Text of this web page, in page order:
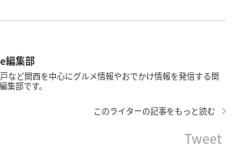
編集部
など関西を中心にグルメ情報やおでかけ情報を発信する関
集部です。
このライターの記事をもっと読む
Tweet